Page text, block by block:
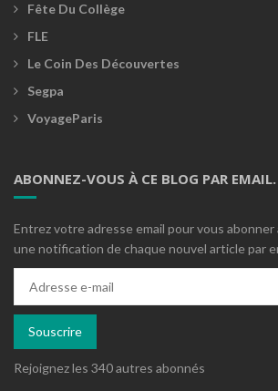
Fête Du Collège
FLE
Le Coin Des Découvertes
Segpa
VoyageParis
ABONNEZ-VOUS À CE BLOG PAR EMAIL.
Entrez votre adresse email pour vous
une notification de chaque nouvel article par
mail
Souscrire
Rejoignez les 340 autres abonnés